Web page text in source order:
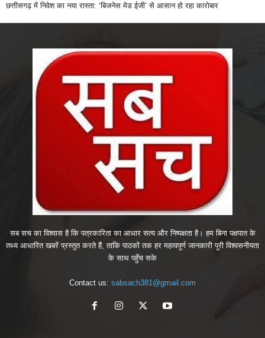
छत्तीसगढ़ में निवेश का नया रास्ता: ‘बिजनेस मेड ईजी’ से आसान हो रहा कारोबार
सब सच का विश्वास है कि पत्रकारिता का आधार सत्य और निष्पक्षता है। हम बिना पक्षपात के
तथ्य आधारित खबरें प्रस्तुत करते हैं, ताकि पाठकों तक हर महत्वपूर्ण जानकारी पूरी विश्वसनीयता
के साथ पहुँच सके
Contact us: sabsach381@gmail.com